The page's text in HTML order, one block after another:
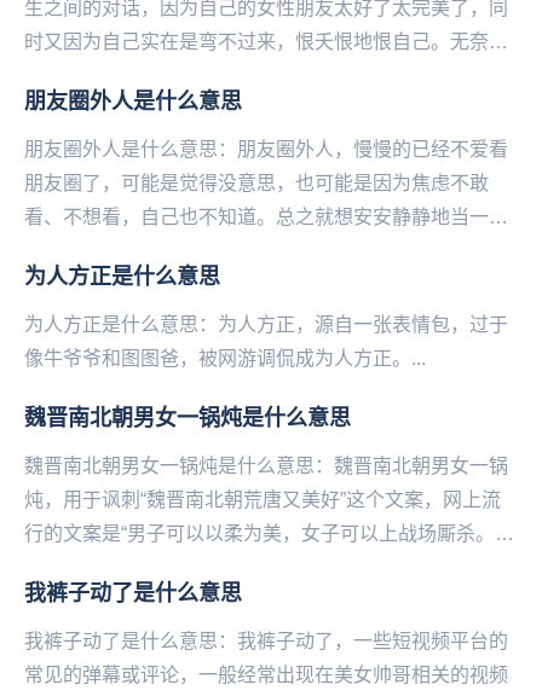
生之间的对话，因为自己的女性朋友太好了太完美了，同
时又因为自己实在是弯不过来，恨夭恨地恨自己。无奈只
挥...
朋友圈外人是什么意思
朋友圈外人是什么意思：朋友圈外人，慢慢的已经不爱看
朋友圈了，可能是觉得没意思，也可能是因为焦虑不敢
看、不想看，自己也不知道。总之就想安安静静地当一个
—...
为人方正是什么意思
为人方正是什么意思：为人方正，源自一张表情包，过于
像‌‌‌‌‌‌‌‌‌‌‌牛爷爷和图图爸，被网游调侃成为人方正。...
魏晋南北朝男女一锅炖是什么意思
魏晋南北朝男女一锅炖是什么意思：魏晋南北朝男女一锅
炖，用于讽刺“魏晋南北朝荒唐又美好”这个文案，网上流
行的文案是“男子可以以柔为美，女子可以上战场厮杀。男
我裤子动了是什么意思
我裤子动了是什么意思：我裤子动了，一些短视频平台的
常见的弹幕或评论，一‌‌‌‌‌‌‌‌‌‌‌般经常出现在美女帅哥相关的视频